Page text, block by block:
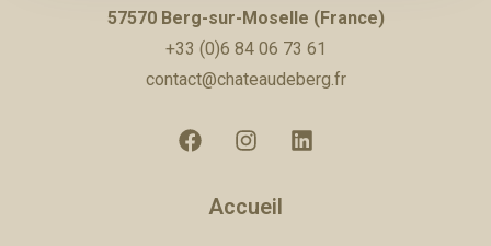
57570 Berg-sur-Moselle (France)
+33 (0)6 84 06 73 61
contact@chateaudeberg.fr
Accueil